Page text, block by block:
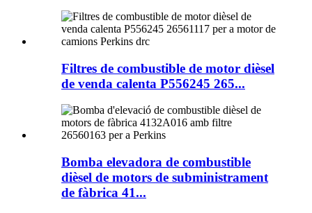
Filtres de combustible de motor dièsel
de venda calenta P556245 265...
Bomba elevadora de combustible
dièsel de motors de subministrament
de fàbrica 41...